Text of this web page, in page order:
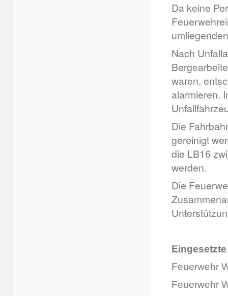
Da keine
Nach
waren,
alarmieren.
Die
gereinigt
die LB16
werden.
Die
Feuerwehr
Feuerwehr